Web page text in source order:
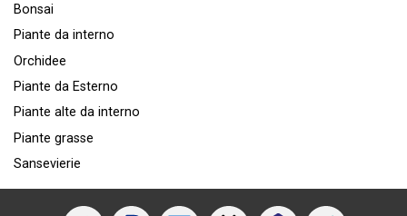
Bonsai
Piante da interno
Orchidee
Piante da Esterno
Piante alte da interno
Piante grasse
Sansevierie